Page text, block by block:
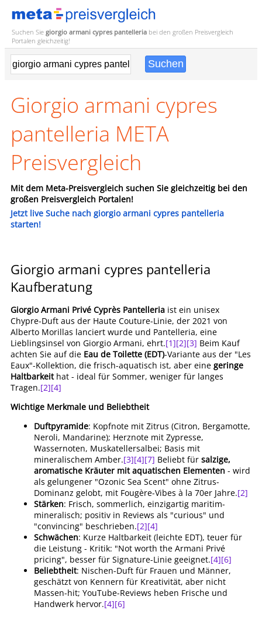
Suchen Sie giorgio armani cypres pantelleria bei den großen Preisvergleich
Portalen gleichzeitig!
Giorgio armani cypres
pantelleria META
Preisvergleich
Mit dem Meta-Preisvergleich suchen Sie gleichzeitig bei den
großen Preisvergleich Portalen!
Jetzt live Suche nach giorgio armani cypres pantelleria
starten!
Giorgio armani cypres pantelleria
Kaufberatung
Giorgio Armani Privé Cyprès Pantelleria ist ein unisex
Chypre-Duft aus der Haute Couture-Linie, der 2021 von
Alberto Morillas lanciert wurde und Pantelleria, eine
Lieblingsinsel von Giorgio Armani, ehrt.[1][2][3] Beim Kauf
achten Sie auf die Eau de Toilette (EDT)-Variante aus der "Les
Eaux"-Kollektion, die frisch-aquatisch ist, aber eine geringe
Haltbarkeithat - ideal für Sommer, weniger für langes
Tragen.[2][4]
Wichtige Merkmale und Beliebtheit
Duftpyramide: Kopfnote mit Zitrus (Citron, Bergamotte,
Neroli, Mandarine); Herznote mit Zypresse,
Wassernoten, Muskatellersalbei; Basis mit
mineralischem Amber.[3][4][7] Beliebt für salzige,
aromatische Kräuter mit aquatischen Elementen - wird
als gelungener "Ozonic Sea Scent" ohne Zitrus-
Dominanz gelobt, mit Fougère-Vibes à la 70er Jahre.[2]
Stärken: Frisch, sommerlich, einzigartig maritim-
mineralisch; positiv in Reviews als "curious" und
"convincing" beschrieben.[2][4]
Schwächen: Kurze Haltbarkeit (leichte EDT), teuer für
die Leistung - Kritik: "Not worth the Armani Privé
pricing", besser für Signature-Linie geeignet.[4][6]
Beliebtheit: Nischen-Duft für Frauen und Männer,
geschätzt von Kennern für Kreativität, aber nicht
Massen-hit; YouTube-Reviews heben Frische und
Handwerk hervor.[4][6]